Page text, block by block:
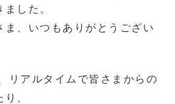
した。
ま、いつもありがとうござい
リアルタイムで皆さまからの
、